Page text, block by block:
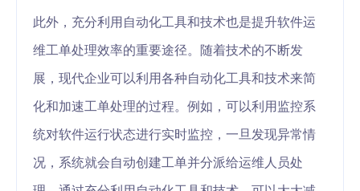
此外，充分利用自动化工具和技术也是提升软件运
维工单处理效率的重要途径。随着技术的不断发
展，现代企业可以利用各种自动化工具和技术来简
化和加速工单处理的过程。例如，可以利用监控系
统对软件运行状态进行实时监控，一旦发现异常情
况，系统就会自动创建工单并分派给运维人员处